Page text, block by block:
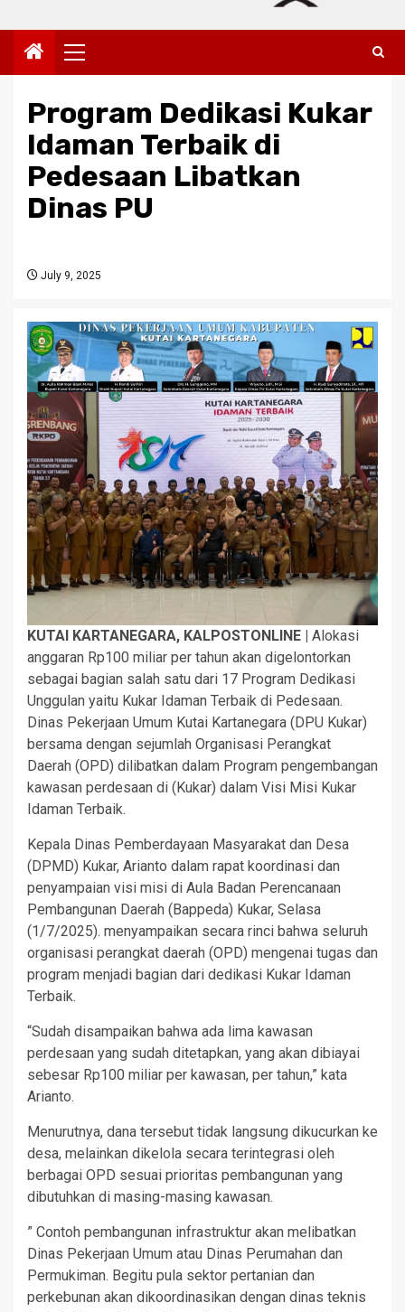
Primary
Menu
Program Dedikasi Kukar
Idaman Terbaik di
Pedesaan Libatkan
Dinas PU
July 9, 2025
KUTAI KARTANEGARA, KALPOSTONLINE | Alokasi
anggaran Rp100 miliar per tahun akan digelontorkan
sebagai bagian salah satu dari 17 Program Dedikasi
Unggulan yaitu Kukar Idaman Terbaik di Pedesaan.
Dinas Pekerjaan Umum Kutai Kartanegara (DPU Kukar)
bersama dengan sejumlah Organisasi Perangkat
Daerah (OPD) dilibatkan dalam Program pengembangan
kawasan perdesaan di (Kukar) dalam Visi Misi Kukar
Idaman Terbaik.
Kepala Dinas Pemberdayaan Masyarakat dan Desa
(DPMD) Kukar, Arianto dalam rapat koordinasi dan
penyampaian visi misi di Aula Badan Perencanaan
Pembangunan Daerah (Bappeda) Kukar, Selasa
(1/7/2025). menyampaikan secara rinci bahwa seluruh
organisasi perangkat daerah (OPD) mengenai tugas dan
program menjadi bagian dari dedikasi Kukar Idaman
Terbaik.
“Sudah disampaikan bahwa ada lima kawasan
perdesaan yang sudah ditetapkan, yang akan dibiayai
sebesar Rp100 miliar per kawasan, per tahun,” kata
Arianto.
Menurutnya, dana tersebut tidak langsung dikucurkan ke
desa, melainkan dikelola secara terintegrasi oleh
berbagai OPD sesuai prioritas pembangunan yang
dibutuhkan di masing-masing kawasan.
” Contoh pembangunan infrastruktur akan melibatkan
Dinas Pekerjaan Umum atau Dinas Perumahan dan
Permukiman. Begitu pula sektor pertanian dan
perkebunan akan dikoordinasikan dengan dinas teknis